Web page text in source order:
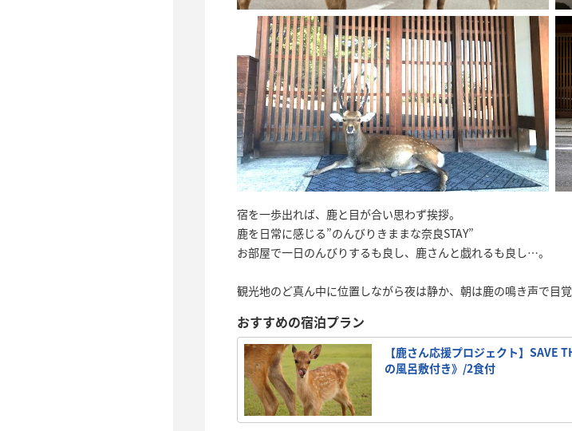
宿を一歩出れば、鹿と目が合い思わず挨拶。
鹿を日常に感じる”のんびりきままな奈良STAY”
お部屋で一日のんびりするも良し、鹿さんと戯れるも良し…。
観光地のど真ん中に位置しながら夜は静か、朝は鹿の鳴き声で目
おすすめの宿泊プラン
【鹿さん応援プロジェクト】SAVE
の風呂敷付き》/2食付